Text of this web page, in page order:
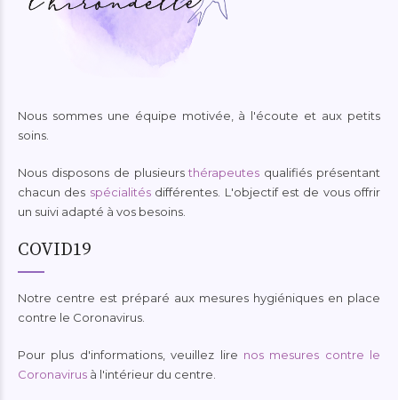
Nous sommes une équipe motivée, à l'écoute et aux petits
soins.
Nous disposons de plusieursthérapeutes qualifiés présentant
chacun des spécialitésdifférentes. L'objectif est de vous offrir
un suivi adapté à vos besoins.
COVID19
Notre centre est préparé aux mesures hygiéniques en place
contre le Coronavirus.
Pour plus d'informations, veuillez lire nos mesures contre le
Coronavirus à l'intérieur du centre.